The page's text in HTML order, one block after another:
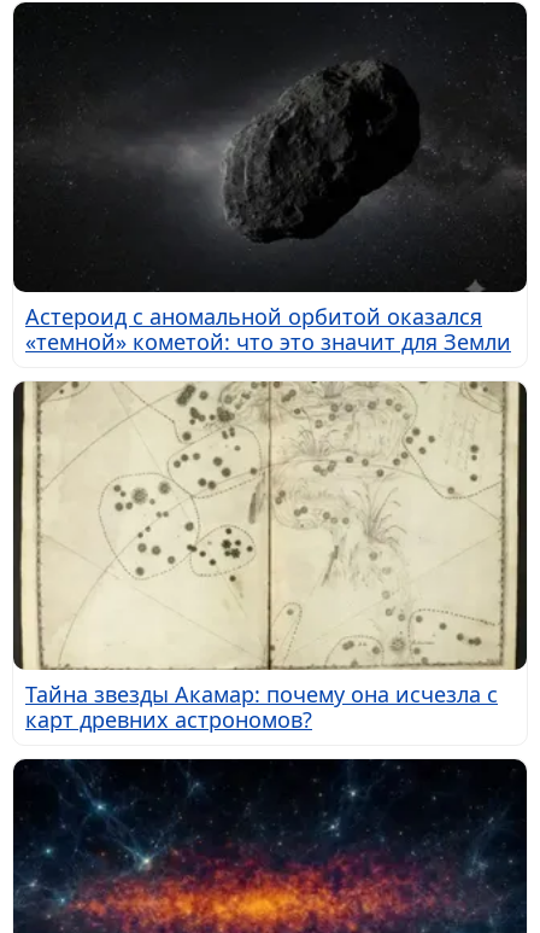
Астероид с аномальной орбитой оказался
«темной» кометой: что это значит для Земли
Тайна звезды Акамар: почему она исчезла с
карт древних астрономов?